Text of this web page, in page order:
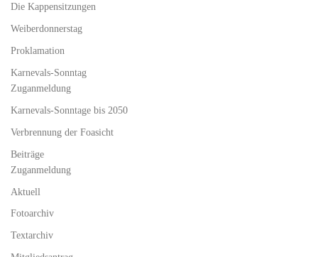
Die Kappensitzungen
Weiberdonnerstag
Proklamation
Karnevals-Sonntag
Zuganmeldung
Karnevals-Sonntage bis 2050
Verbrennung der Foasicht
Beiträge
Zuganmeldung
Aktuell
Fotoarchiv
Textarchiv